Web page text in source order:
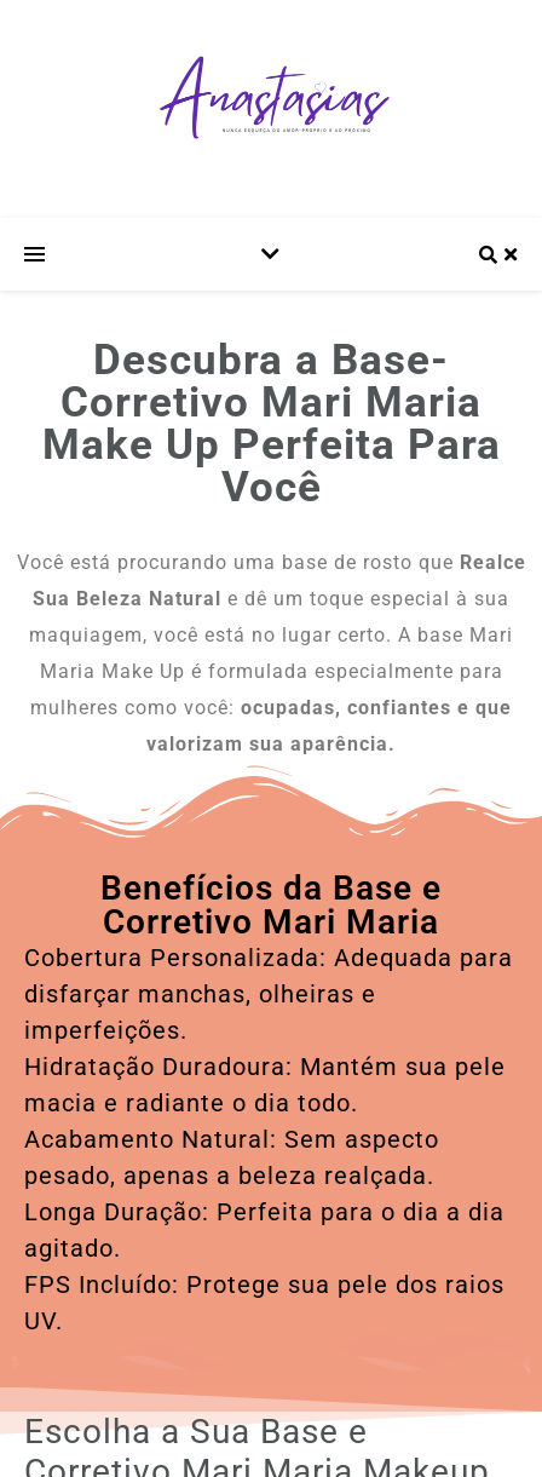
Descubra a Base-
Corretivo Mari Maria
Make Up Perfeita Para
Você
Você está procurando uma base de rosto que Realce
Sua Beleza Natural e dê um toque especial à sua
maquiagem, você está no lugar certo. A base Mari
Maria Make Up é formulada especialmente para
mulheres como você: ocupadas, confiantes e que
valorizam sua aparência.
Benefícios da Base e
Corretivo Mari Maria
Cobertura Personalizada: Adequada para
disfarçar manchas, olheiras e
imperfeições.
Hidratação Duradoura: Mantém sua pele
macia e radiante o dia todo.
Acabamento Natural: Sem aspecto
pesado, apenas a beleza realçada.
Longa Duração: Perfeita para o dia a dia
agitado.
FPS Incluído: Protege sua pele dos raios
UV.
Escolha a Sua Base e